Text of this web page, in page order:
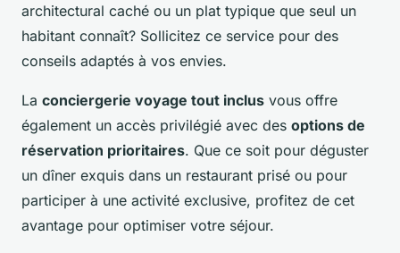
architectural caché ou un plat typique que seul un
habitant connaît? Sollicitez ce service pour des
conseils adaptés à vos envies.
La conciergerie voyage tout inclus vous offre
également un accès privilégié avec des options de
réservation prioritaires. Que ce soit pour déguster
un dîner exquis dans un restaurant prisé ou pour
participer à une activité exclusive, profitez de cet
avantage pour optimiser votre séjour.